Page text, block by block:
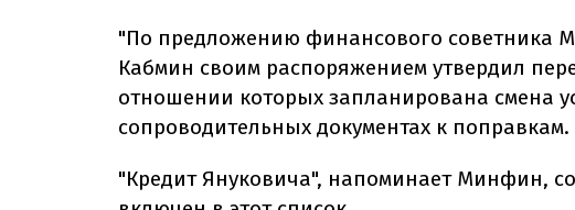
"По предложению финансового советника
Кабмин своим распоряжением утвердил
отношении которых запланирована смена
сопроводительных документах к поправкам.
"Кредит Януковича", напоминает Минфин,